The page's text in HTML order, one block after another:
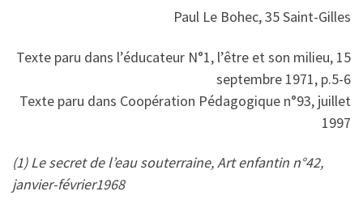
Paul Le Bohec, 35 Saint-Gilles
Texte paru dans l’éducateur N°1, l’être et son milieu, 15
septembre 1971, p.5-6
Texte paru dans Coopération Pédagogique n°93, juillet
1997
(1) Le secret de l’eau souterraine, Art enfantin n°42,
janvier-février1968